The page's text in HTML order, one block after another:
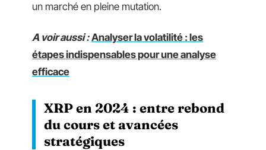
un marché en pleine mutation.
A voir aussi : Analyser la volatilité : les
étapes indispensables pour une analyse
efficace
XRP en 2024 : entre rebond
du cours et avancées
stratégiques